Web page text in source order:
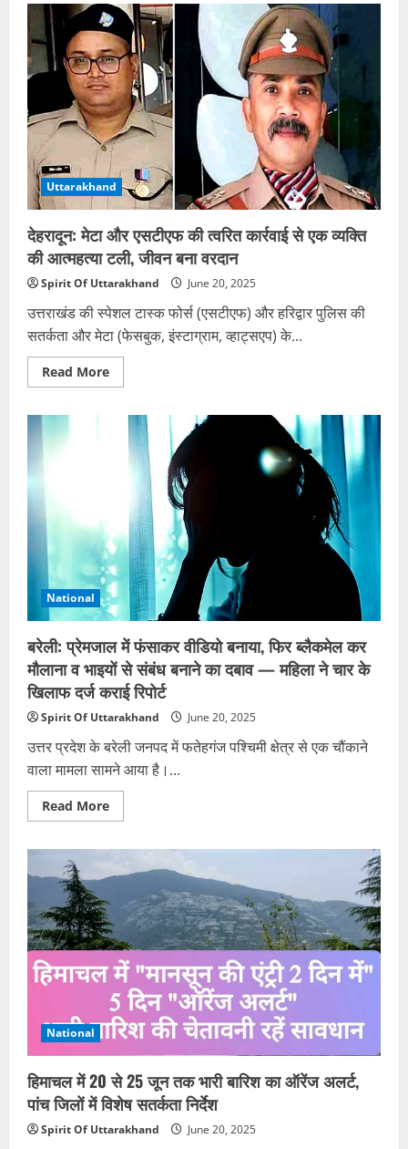
यात्रा
पड़ाव
पर
मारपीट:
यात्रियों
और
पार्किंग
कर्मचारियों
में
भिड़ंत,
पांच
गिरफ्तार
Uttarakhand
देहरादून: मेटा और एसटीएफ की त्वरित कार्रवाई से एक व्यक्ति
की आत्महत्या टली, जीवन बना वरदान
Spirit Of Uttarakhand June 20, 2025
उत्तराखंड की स्पेशल टास्क फोर्स (एसटीएफ) और हरिद्वार पुलिस की
सतर्कता और मेटा (फेसबुक, इंस्टाग्राम, व्हाट्सएप) के...
Read MoreRead
more
एसटीएफ
व्यक्ति
की
आत्महत्या
टली,
जीवन
बना
वरदान
National
बरेली: प्रेमजाल में फंसाकर वीडियो बनाया, फिर ब्लैकमेल कर
मौलाना व भाइयों से संबंध बनाने का दबाव — महिला ने चार के
खिलाफ दर्ज कराई रिपोर्ट
Spirit Of Uttarakhand June 20, 2025
उत्तर प्रदेश के बरेली जनपद में फतेहगंज पश्चिमी क्षेत्र से एक चौंकाने
वाला मामला सामने आया है।...
Read MoreRead
more
फंसाकर
बनाया,
फिर
ब्लैकमेल
कर
मौलाना
व
भाइयों
से
संबंध
बनाने
का
—
महिला
ने
चार
के
खिलाफ
दर्ज
National
हिमाचल में 20 से 25 जून तक भारी बारिश का ऑरेंज अलर्ट,
पांच जिलों में विशेष सतर्कता निर्देश
Spirit Of Uttarakhand June 20, 2025